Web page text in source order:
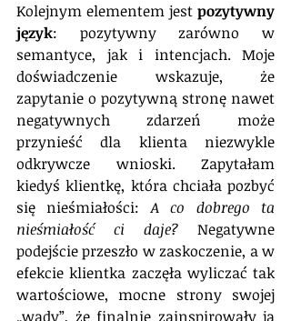
Kolejnym elementem jest pozytywny
język: pozytywny zarówno w
semantyce, jak i intencjach. Moje
doświadczenie wskazuje, że
zapytanie o pozytywną stronę nawet
negatywnych zdarzeń może
przynieść dla klienta niezwykle
odkrywcze wnioski. Zapytałam
kiedyś klientkę, która chciała pozbyć
się nieśmiałości: A co dobrego ta
nieśmiałość ci daje? Negatywne
podejście przeszło w zaskoczenie, a w
efekcie klientka zaczęła wyliczać tak
wartościowe, mocne strony swojej
„wady”, że finalnie zainspirowały ją